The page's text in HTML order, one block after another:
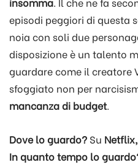
episodi peggiori di questa
noia con soli due
disposizione è un talento
guardare come il creatore
sfoggiato non per
mancanza di budget.
Dove lo guardo? Su
In quanto tempo lo